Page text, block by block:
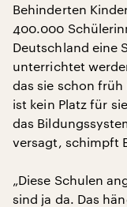
Behinderten
400.000
Deutschland eine
unterrichtet
das sie schon
ist kein Platz für
das
versagt, schimpft
„Diese Schulen
sind ja da. Das